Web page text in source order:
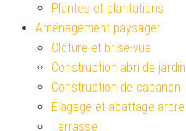
Plantes et plantations
Aménagement paysager
Clôture et brise-vue
Construction abri de jardin
Construction de cabanon
Élagage et abattage arbre
Terrasse